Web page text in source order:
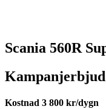
Scania 560R
Kostnad 3 800 kr/dygn